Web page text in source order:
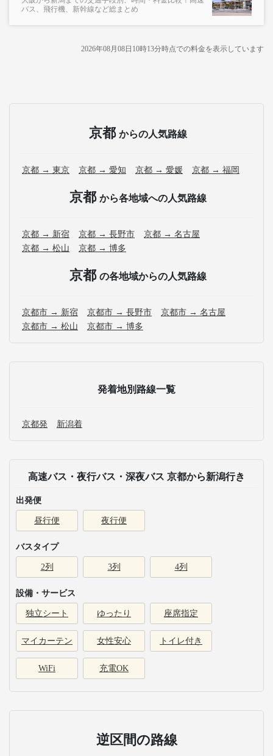
バス、飛行機、新幹線など総まとめ
2026年08月08日10時13分時点での料金を表示しています
京都 からの人気路線
京都 → 東京 京都 → 愛知 京都 → 愛媛 京都 → 福岡
京都 から各地域への人気路線
京都 → 新宿 京都 → 長野市
京都 → 名古屋
京都 → 松山
京都 → 博多
京都 の各地域からの人気路線
京都市 → 新宿 京都市 → 長野市
京都市 → 名古屋
京都市 → 松山
京都市 → 博多
発着地別路線一覧
京都発 新潟着
高速バス・夜行バス・深夜バス 京都から新潟行き
出発便
昼行便 夜行便
バスタイプ
2列 3列 4列
設備・サービス
独立シート ゆったり 座席指定
マイカーテン 女性安心 トイレ付き
WiFi 充電OK
逆区間の路線